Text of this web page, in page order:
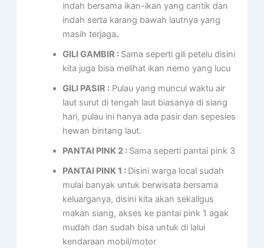
indah bersama ikan-ikan yang cantik dan
indah serta karang bawah lautnya yang
masih terjaga.
GILI GAMBIR : Sama seperti gili petelu disini
kita juga bisa melihat ikan nemo yang lucu
GILI PASIR : Pulau yang muncul waktu air
laut surut di tengah laut biasanya di siang
hari, pulau ini hanya ada pasir dan sepesies
hewan bintang laut.
PANTAI PINK 2 : Sama seperti pantai pink 3
PANTAI PINK 1 : Disini warga local sudah
mulai banyak untuk berwisata bersama
keluarganya, disini kita akan sekaligus
makan siang, akses ke pantai pink 1 agak
mudah dan sudah bisa untuk di lalui
kendaraan mobil/motor